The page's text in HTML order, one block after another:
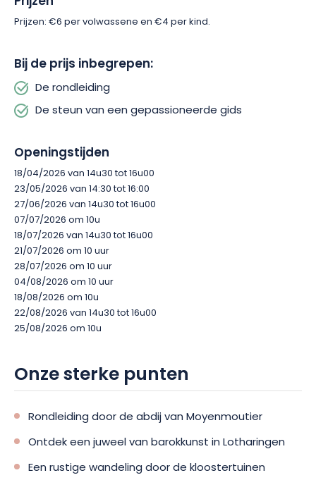
Prijzen: €6 per volwassene en €4 per kind.
Bij de prijs inbegrepen:
De rondleiding
De steun van een gepassioneerde gids
Openingstijden
18/04/2026 van 14u30 tot 16u00
23/05/2026 van 14:30 tot 16:00
27/06/2026 van 14u30 tot 16u00
07/07/2026 om 10u
18/07/2026 van 14u30 tot 16u00
21/07/2026 om 10 uur
28/07/2026 om 10 uur
04/08/2026 om 10 uur
18/08/2026 om 10u
22/08/2026 van 14u30 tot 16u00
25/08/2026 om 10u
Onze sterke punten
Rondleiding door de abdij van Moyenmoutier
Ontdek een juweel van barokkunst in Lotharingen
Een rustige wandeling door de kloostertuinen